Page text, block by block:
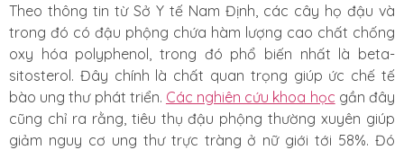
Theo thông tin từ Sở Y tế Nam Định, các cây họ đậu và
trong đó có đậu phộng chứa hàm lượng cao chất chống
oxy hóa polyphenol, trong đó phổ biến nhất là beta-
sitosterol. Đây chính là chất quan trọng giúp ức chế tế
bào ung thư phát triển. Các nghiên cứu khoa học gần đây
cũng chỉ ra rằng, tiêu thụ đậu phộng thường xuyên giúp
giảm nguy cơ ung thư trực tràng ở nữ giới tới 58%. Đó